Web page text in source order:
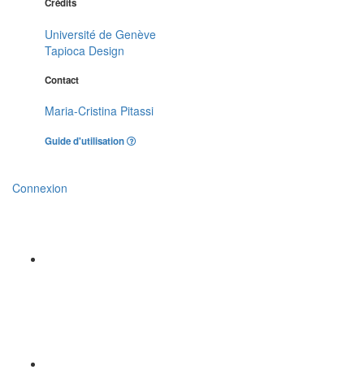
Crédits
Université de Genève
Tapioca Design
Contact
Maria-Cristina Pitassi
Guide d'utilisation
Connexion